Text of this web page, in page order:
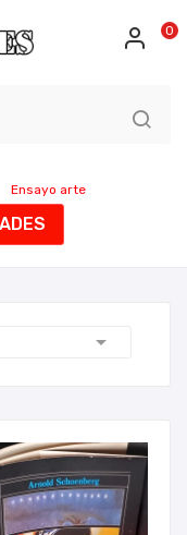
0
Ensayo arte
